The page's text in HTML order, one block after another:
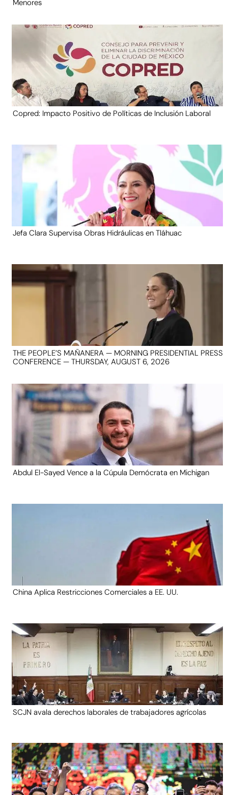
Menores
Copred: Impacto Positivo de Políticas de Inclusión Laboral
Jefa Clara Supervisa Obras Hidráulicas en Tláhuac
THE PEOPLE’S MAÑANERA — MORNING PRESIDENTIAL PRESS
CONFERENCE — THURSDAY, AUGUST 6, 2026
Abdul El-Sayed Vence a la Cúpula Demócrata en Michigan
China Aplica Restricciones Comerciales a EE. UU.
SCJN avala derechos laborales de trabajadores agrícolas